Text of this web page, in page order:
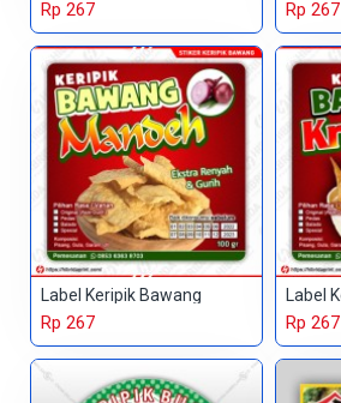
Rp 267 Rp 267
Label Keripik Bawang
Rp 267 Rp 267